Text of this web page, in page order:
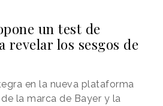
un test de
revelar los sesgos de
en la nueva plataforma
la marca de Bayer y la